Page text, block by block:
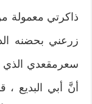
ذاكرتي معمولة
زرعني بحضنه
سعرمقعدي الذي
أنَّ أبي البديع